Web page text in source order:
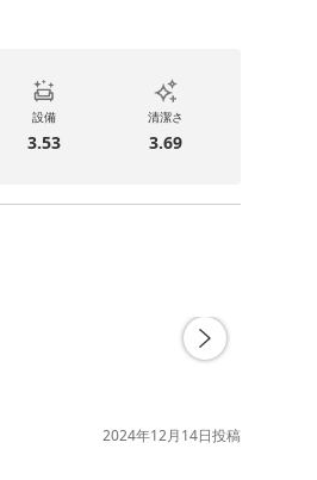
設備
3.53
清潔さ
3.69
2024年12月14日投稿